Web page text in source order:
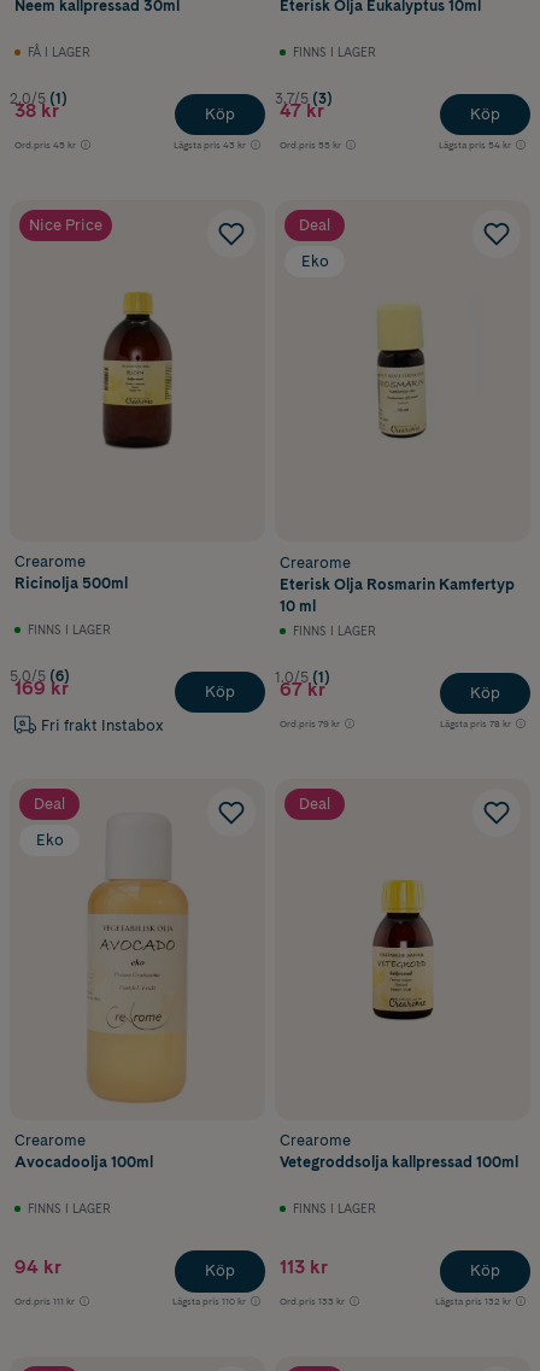
Neem kallpressad 30ml
FÅ I LAGER
2.0/5 (1)
38 kr
Ord.pris 45 kr Lägsta pris 43 kr
Köp
Eterisk Olja Eukalyptus 10ml
FINNS I LAGER
3.7/5 (3)
47 kr
Ord.pris 55 kr Lägsta pris 54 kr
Köp
Nice Price
Crearome
Ricinolja 500ml
FINNS I LAGER
5.0/5 (6)
169 kr
Fri frakt Instabox
Köp
Deal
Eko
Crearome
Eterisk Olja Rosmarin Kamfertyp
10 ml
FINNS I LAGER
1.0/5 (1)
67 kr
Ord.pris 79 kr Lägsta pris 78 kr
Köp
Deal
Eko
Crearome
Avocadoolja 100ml
FINNS I LAGER
94 kr
Ord.pris 111 kr Lägsta pris 110 kr
Köp
Deal
Crearome
Vetegroddsolja kallpressad 100ml
FINNS I LAGER
113 kr
Ord.pris 133 kr Lägsta pris 132 kr
Köp